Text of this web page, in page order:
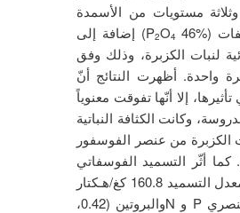
مستويات من الأسمدة
2O4
46%) إضافة إلى
لنبات الكزبرة، وذلك وفق
واحدة. أظهرت النتائج أنّ
إلا أنّها تفوقت معنوياً
وكانت الكثافة النباتية
الكزبرة من عنصر الفوسفور
و22.19 % على التوالي). كما أثّر التسميد الفوسفاتي
بمعدلاته المتزايدة في زيادة قيم الصفات المدروسة، فقد ساهم معدل التسميد 160.8 كغ/هـكتار
بزيادة المعنوية في محتوى المجموع الخضري من عنصري P و Nوالبروتين (0.42،